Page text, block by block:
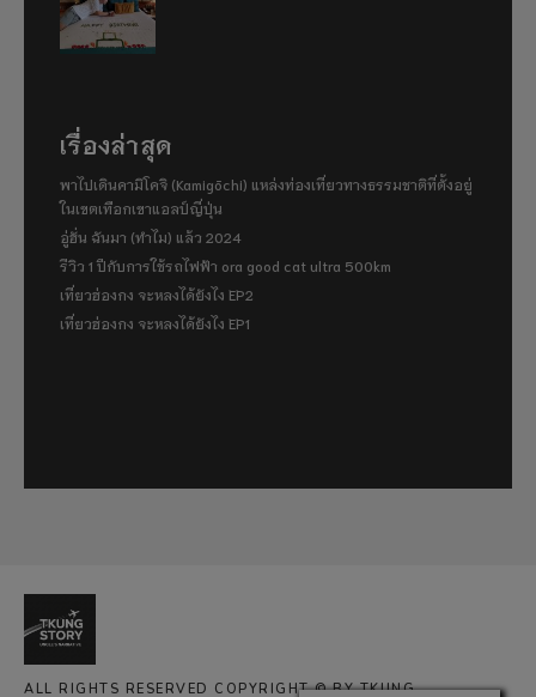
เรื่องล่าสุด
พาไปเดินคามิโคจิ (Kamigōchi) แหล่งท่องเที่ยวทางธรรมชาติที่ตั้งอยู่
ในเขตเทือกเขาแอลป์ญี่ปุ่น
อู่ฮั่น ฉันมา (ทำไม) แล้ว 2024
รีวิว 1 ปีกับการใช้รถไฟฟ้า ora good cat ultra 500km
เที่ยวฮ่องกง จะหลงได้ยังไง EP2
เที่ยวฮ่องกง จะหลงได้ยังไง EP1
ALL RIGHTS RESERVED COPYRIGHT © BY TKUNG